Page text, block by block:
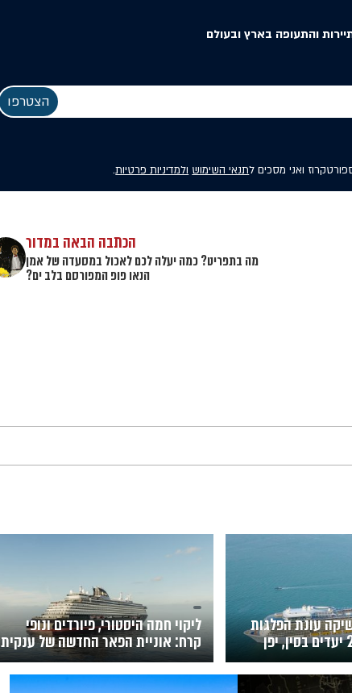
והתעופה בארץ ובעולם
ואני מסכים לתנאי השימוש ולמדיניות פרטיות.
הכתבה הבאה במדור
מה בתפריט? כמה יעלה לכם לאכול במסעדה של אמן
הנאו פופ המפורסם בלב ים?
עונת הפלגות
חדשה באסיה: 22 יעדים בסין, יפן
ליקוי חמה היסטורי, פיורדים ונופי
קרח: אוניית הפאר החדשה של ענקית
השייט תושק בקיץ 2026